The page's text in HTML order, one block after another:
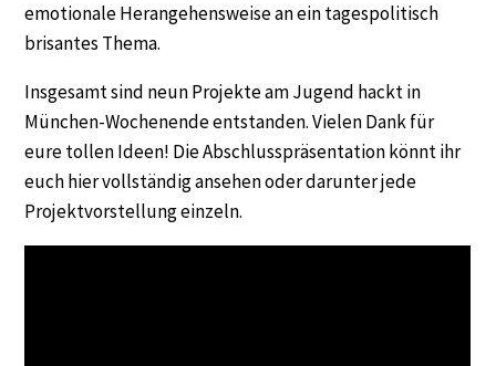
emotionale Herangehensweise an ein tagespolitisch
brisantes Thema.
Insgesamt sind neun Projekte am Jugend hackt in
München-Wochenende entstanden. Vielen Dank für
eure tollen Ideen! Die Abschlusspräsentation könnt ihr
euch hier vollständig ansehen oder darunter jede
Projektvorstellung einzeln.